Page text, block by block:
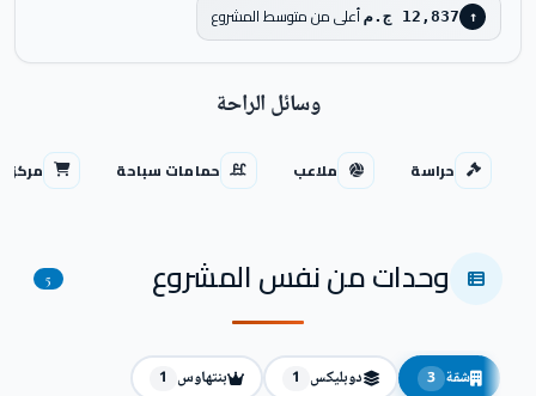
↑ 12,837 ج.م أعلى من متوسط المشروع
وسائل الراحة
حراسة ملاعب حمامات سباحة مركز
وحدات من نفس المشروع 5
شقة 3 دوبليكس 1 بنتهاوس 1